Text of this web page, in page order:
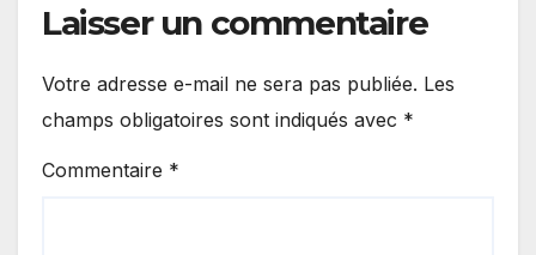
Laisser un commentaire
Votre adresse e-mail ne sera pas publiée. Les
champs obligatoires sont indiqués avec *
Commentaire *